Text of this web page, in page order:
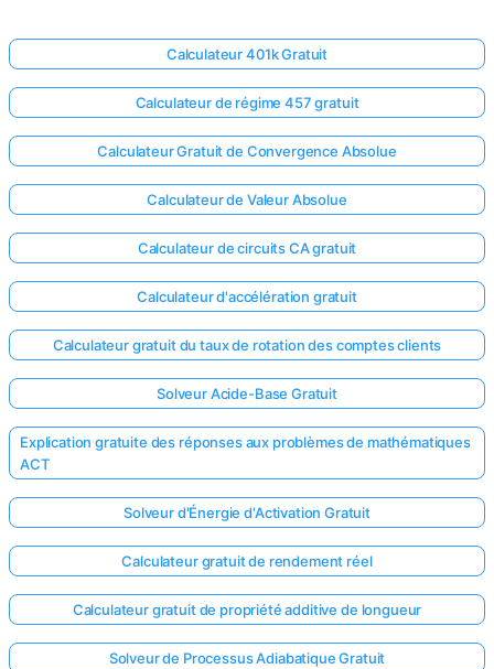
Calculateur 401k Gratuit
Calculateur de régime 457 gratuit
Calculateur Gratuit de Convergence Absolue
Calculateur de Valeur Absolue
Calculateur de circuits CA gratuit
Calculateur d'accélération gratuit
Calculateur gratuit du taux de rotation des comptes clients
Solveur Acide-Base Gratuit
Explication gratuite des réponses aux problèmes de mathématiques
ACT
Solveur d'Énergie d'Activation Gratuit
Calculateur gratuit de rendement réel
Calculateur gratuit de propriété additive de longueur
Solveur de Processus Adiabatique Gratuit